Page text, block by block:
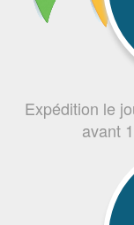
Expédition le
avant